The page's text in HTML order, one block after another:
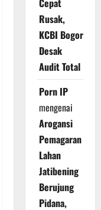
Cepat
Rusak,
KCBI Bogor
Desak
Audit Total
Porn IP
mengenai
Arogansi
Pemagaran
Lahan
Jatibening
Berujung
Pidana,